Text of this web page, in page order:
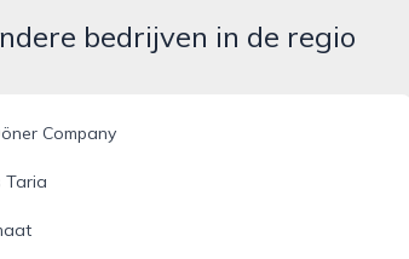
bedrijven in de regio
Company
Taria